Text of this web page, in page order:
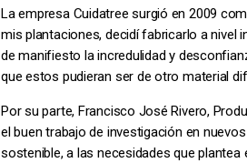
La empresa Cuidatree surgió en 2009
mis plantaciones, decidí fabricarlo a nivel
de manifiesto la incredulidad y
que estos pudieran ser de otro material
Por su parte, Francisco José Rivero,
el buen trabajo de investigación en
sostenible, a las necesidades que plantea